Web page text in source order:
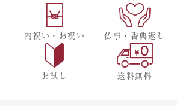
内祝い・お祝い 仏事・香典返し
お試し 送料無料